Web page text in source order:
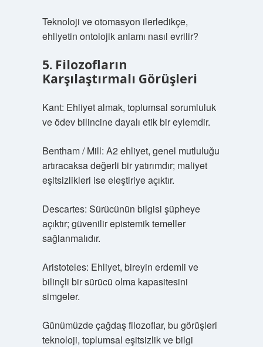
Teknoloji ve otomasyon ilerledikçe,
ehliyetin ontolojik anlamı nasıl evrilir?
5. Filozofların
Karşılaştırmalı Görüşleri
Kant: Ehliyet almak, toplumsal sorumluluk
ve ödev bilincine dayalı etik bir eylemdir.
Bentham / Mill: A2 ehliyet, genel mutluluğu
artıracaksa değerli bir yatırımdır; maliyet
eşitsizlikleri ise eleştiriye açıktır.
Descartes: Sürücünün bilgisi şüpheye
açıktır; güvenilir epistemik temeller
sağlanmalıdır.
Aristoteles: Ehliyet, bireyin erdemli ve
bilinçli bir sürücü olma kapasitesini
simgeler.
Günümüzde çağdaş filozoflar, bu görüşleri
teknoloji, toplumsal eşitsizlik ve bilgi